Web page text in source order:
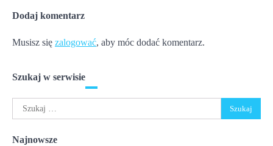
Dodaj komentarz
Musisz się zalogować, aby móc dodać komentarz.
Szukaj w serwisie
Szukaj:
Najnowsze